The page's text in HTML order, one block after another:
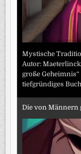
Mystische
Autor:
große
tiefgründiges
Die von Männern